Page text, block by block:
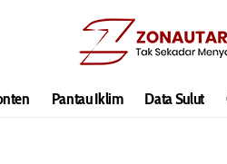
Pantau Iklim Data Sulut